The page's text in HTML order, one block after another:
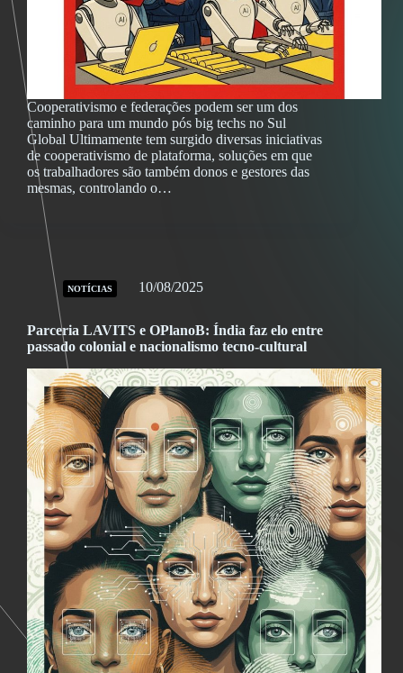
Cooperativismo e federações podem ser um dos
caminho para um mundo pós big techs no Sul
Global Ultimamente tem surgido diversas iniciativas
de cooperativismo de plataforma, soluções em que
os trabalhadores são também donos e gestores das
mesmas, controlando o…
NOTÍCIAS 10/08/2025
Parceria LAVITS e OPlanoB: Índia faz elo entre
passado colonial e nacionalismo tecno-cultural